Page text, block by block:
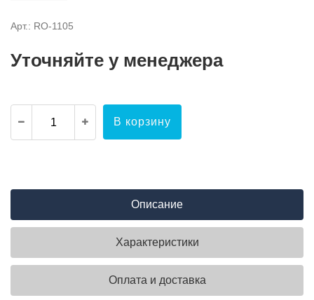
Арт.: RO-1105
Уточняйте у менеджера
В корзину
Описание
Характеристики
Оплата и доставка